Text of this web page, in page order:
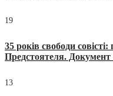
19
35 років свободи совісті:
Предстоятеля. Документ
13